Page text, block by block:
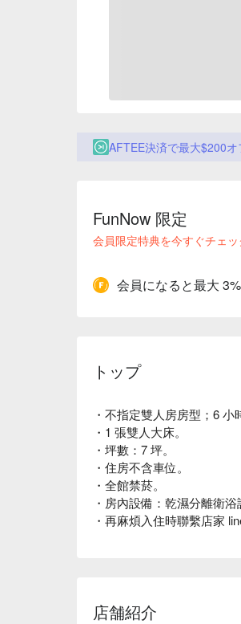
AFTEE決済で最大$200オ
FunNow 限定
会員限定特典を今すぐチェッ
会員になると最大
トップ
・不指定雙人房房型；6 小
・1 張雙人大床。
・坪數：7 坪。
・住房不含車位。
・全館禁菸。
・房內設備：乾濕分離衛
・再麻煩入住時聯繫店家
店舗紹介